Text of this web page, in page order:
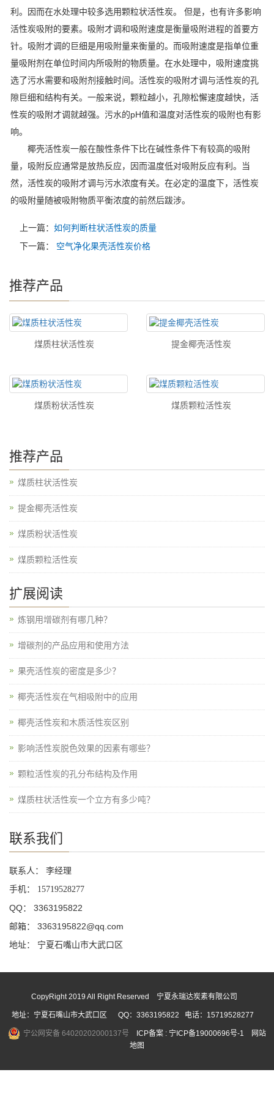
利。因而在水处理中较多选用颗粒状活性炭。 但是，也有许多影响
活性炭吸附的要素。吸附才调和吸附速度是衡量吸附进程的首要方
针。吸附才调的巨细是用吸附量来衡量的。而吸附速度是指单位重
量吸附剂在单位时间内所吸附的物质量。在水处理中，吸附速度挑
选了污水需要和吸附剂接触时间。活性炭的吸附才调与活性炭的孔
隙巨细和结构有关。一般来说，颗粒越小，孔隙松懈速度越快，活
性炭的吸附才调就越强。污水的pH值和温度对活性炭的吸附也有影
响。
椰壳活性炭一般在酸性条件下比在碱性条件下有较高的吸附
量，吸附反应通常是放热反应，因而温度低对吸附反应有利。当
然，活性炭的吸附才调与污水浓度有关。在必定的温度下，活性炭
的吸附量随被吸附物质平衡浓度的前然后跋涉。
上一篇： 如何判断柱状活性炭的质量
下一篇：
空气净化果壳活性炭价格
推荐产品
煤质柱状活性炭 提金椰壳活性炭
煤质粉状活性炭 煤质颗粒活性炭
推荐产品
煤质柱状活性炭
提金椰壳活性炭
煤质粉状活性炭
煤质颗粒活性炭
扩展阅读
炼钢用增碳剂有哪几种？
增碳剂的产品应用和使用方法
果壳活性炭的密度是多少？
椰壳活性炭在气相吸附中的应用
椰壳活性炭和木质活性炭区别
影响活性炭脱色效果的因素有哪些？
颗粒活性炭的孔分布结构及作用
煤质柱状活性炭一个立方有多少吨？
联系我们
联系人： 李经理
手机：
15719528277
QQ： 3363195822
邮箱： 3363195822@qq.com
地址： 宁夏石嘴山市大武口区
CopyRight 2019 All Right Reserved 宁夏永瑞达炭素有限公司
地址：宁夏石嘴山市大武口区 QQ：3363195822 电话：15719528277
宁公网安备 64020202000137号 ICP备案 : 宁ICP备19000696号-1
网站
地图